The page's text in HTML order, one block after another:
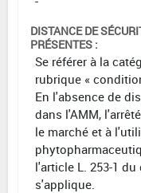
DISTANCE DE
PRÉSENTES :
Se référer à la
rubrique «
En l'absence de
dans l'AMM,
le marché et à
l'article L. 253-1
s'applique.